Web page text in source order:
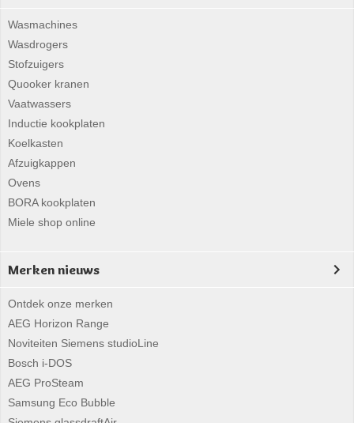
Wasmachines
Wasdrogers
Stofzuigers
Quooker kranen
Vaatwassers
Inductie kookplaten
Koelkasten
Afzuigkappen
Ovens
BORA kookplaten
Miele shop online
Merken nieuws
Ontdek onze merken
AEG Horizon Range
Noviteiten Siemens studioLine
Bosch i-DOS
AEG ProSteam
Samsung Eco Bubble